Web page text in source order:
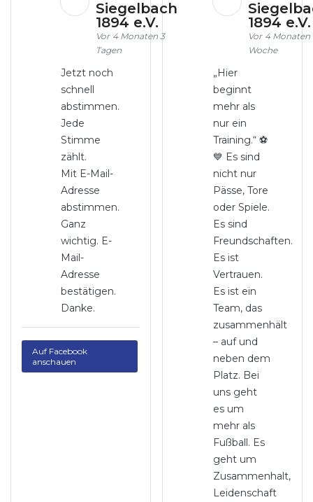
Siegelbach
1894 e.V.
4 Monaten 3
Tagen
Jetzt noch
schnell
abstimmen.
Jede
Stimme
zählt.
Mit E-Mail-
Adresse
abstimmen.
Ganz
wichtig. E-
Mail-
Adresse
bestätigen.
Danke.
Auf Facebook
anschauen
1894
4 Monaten
Woche
„Hier
beginnt
mehr als
nur ein
Training.“ ⚽
💙 Es sind
nicht nur
Pässe, Tore
oder Spiele.
Es sind
Freundschaften.
Es ist
Vertrauen.
Es ist ein
Team, das
zusammenhält
– auf und
neben dem
Platz. Bei
uns geht
es um
mehr als
Fußball. Es
geht um
Zusammenhalt,
Leidenschaft